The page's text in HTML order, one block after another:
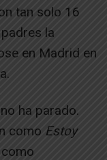
tan solo 16
la
en Madrid en
ha parado.
como Estoy